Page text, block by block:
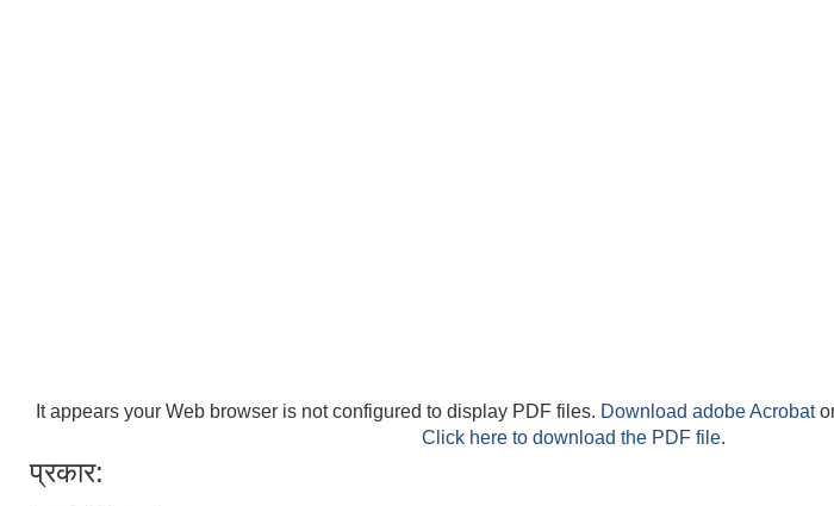
It appears your Web browser is not configured to display PDF files. Download adobe Acrobat
Click here to download the PDF file.
प्रकार: